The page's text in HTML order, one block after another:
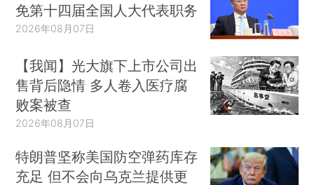
免第十四届全国人大代表职务
2026年08月07日
【我闻】光大旗下上市公司出
售背后隐情 多人卷入医疗腐
败案被查
2026年08月07日
特朗普坚称美国防空弹药库存
充足 但不会向乌克兰提供更